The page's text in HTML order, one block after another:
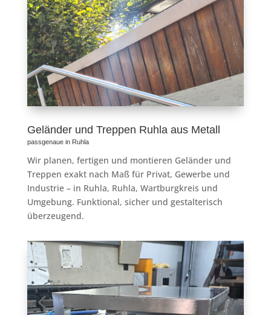
Geländer und Treppen Ruhla aus Metall
passgenaue in Ruhla
Wir planen, fertigen und montieren Geländer und
Treppen exakt nach Maß für Privat, Gewerbe und
Industrie – in Ruhla, Ruhla, Wartburgkreis und
Umgebung. Funktional, sicher und gestalterisch
überzeugend.